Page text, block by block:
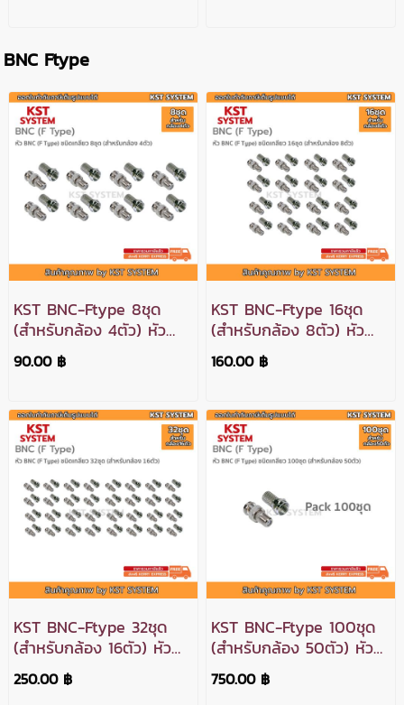
BNC Ftype
KST BNC-Ftype 8ชุด
(สำหรับกล้อง 4ตัว) หัว
BNC ท้ายF สำหรับกล้อง
วงจรปิด Analog 4ตัว
90.00 ฿
KST BNC-Ftype 16ชุด
(สำหรับกล้อง 8ตัว) หัว
BNC ท้ายF สำหรับกล้อง
วงจรปิด Analog 8ตัว
160.00 ฿
KST BNC-Ftype 32ชุด
(สำหรับกล้อง 16ตัว) หัว
BNC ท้ายF สำหรับกล้อง
วงจรปิด Analog 16ตัว
250.00 ฿
KST BNC-Ftype 100ชุด
(สำหรับกล้อง 50ตัว) หัว
BNC ท้ายF สำหรับกล้อง
วงจรปิด Analog 50ตัว
750.00 ฿